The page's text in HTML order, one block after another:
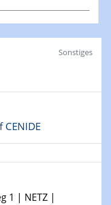
Sonstiges
CENIDE
1 | NETZ |